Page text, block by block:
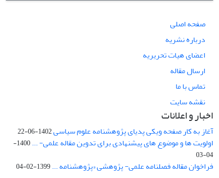
صفحه اصلی
درباره نشریه
اعضای هیات تحریریه
ارسال مقاله
تماس با ما
نقشه سایت
اخبار و اعلانات
آغاز به کار صفحه ویکی پدیای پژوهشنامه علوم سیاسی1402-06-22
اولویت ها و موضوع های پیشنهادی برای تدوین مقاله علمی- ...
1400-
04-03
فراخوان مقاله فصلنامه علمی- پژوهشی «پژوهشنامه ...1399-02-04